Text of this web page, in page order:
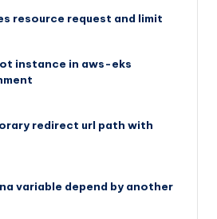
resource request and limit
instance in aws-eks
redirect url path with
variable depend by another